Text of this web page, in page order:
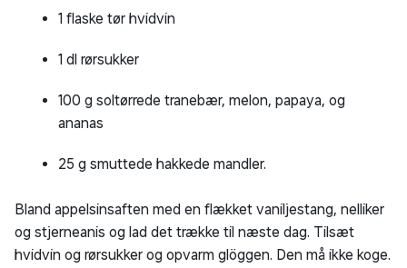
1 flaske tør hvidvin
1 dl rørsukker
100 g soltørrede tranebær, melon, papaya, og
ananas
25 g smuttede hakkede mandler.
Bland appelsinsaften med en flækket vaniljestang, nelliker
og stjerneanis og lad det trække til næste dag. Tilsæt
hvidvin og rørsukker og opvarm glöggen. Den må ikke koge.